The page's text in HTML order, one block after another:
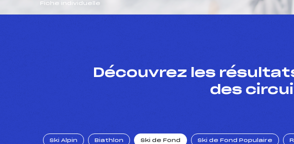
Fiche individuelle
Découvrez les
des
Ski Alpin Biathlon Ski de Fond Ski de Fond Populaire